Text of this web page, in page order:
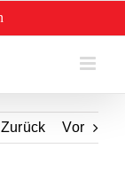
Zurück Vor